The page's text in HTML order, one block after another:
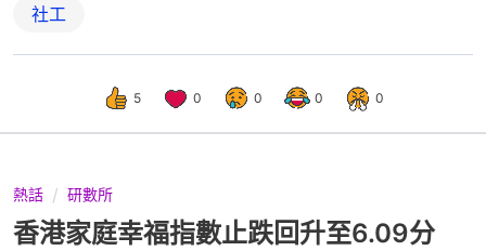
社工
5 0 0 0 0
熱話 研數所
香港家庭幸福指數止跌回升至6.09分